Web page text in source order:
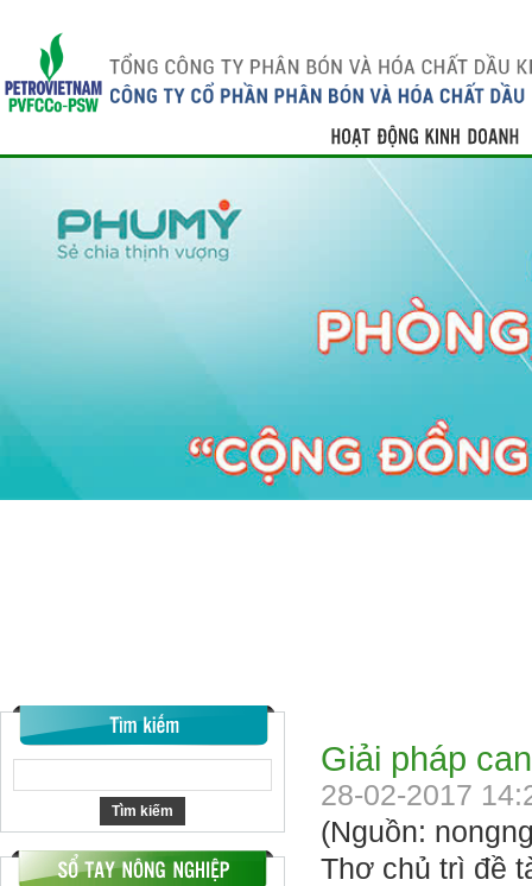
Giải pháp
28-02-2017
(Nguồn:
Thơ chủ trì đề